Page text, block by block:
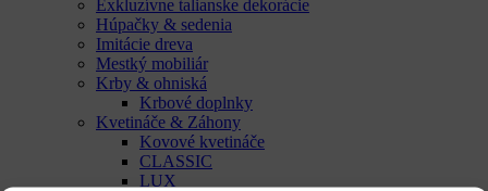
Exkluzívne talianske dekorácie
Húpačky & sedenia
Imitácie dreva
Mestký mobiliár
Krby & ohniská
Krbové doplnky
Kvetináče & Záhony
Kovové kvetináče
CLASSIC
LUX